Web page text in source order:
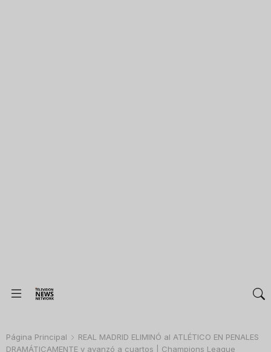
Página Principal
REAL MADRID ELIMINÓ al ATLÉTICO EN PENALES
DRAMÁTICAMENTE y avanzó a cuartos | Champions League